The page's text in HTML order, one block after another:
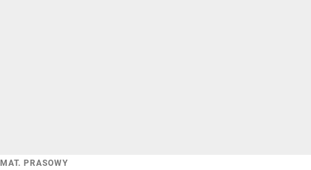
MAT. PRASOWY